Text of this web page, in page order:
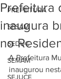
PREFEITURA
SESAM
SEDUC
SEMAM
SEJUCE
Prefeitura
inaugura
no
A Prefeitura
inaugurou